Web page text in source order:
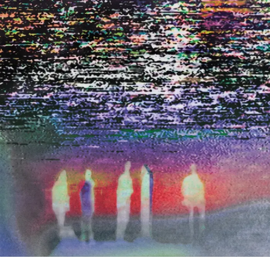
assume referências de Radiohead e Chico Buarque, mas
também mistura emanações de Arctic Monkeys e
guitarras em clima de blues pós-punk. A faixa tem
participação de Mariana Estol nos vocais, e uma letra que
mete o dedo na ferida das expectativas que, muitas
vezes, não representam nada (“nunca que você vai
encontrar dentro do armário / algo lendário, é tudo
vestuário / sabe aquela luz que a gente vê de madrugada
/ é quase nada, mas satisfaz a alma”).
Abrindo o disco,Casos de Colômbiaserve de balizador
para faixas poéticas como o soul psicodélico deNuvem
nua
, o easy listening esparso deDorme pra ver se me
esquece,o pop rock radicalmente brasileiro deQuem
nunca quis demaise Um tempo pra pensar– estas duas
lembrando um pouco o som praiano de Lulu Santos e
Charlie Brown Jr. Também cede espaço para a vibe
sixties deCe la viee para o clima alt-disco de Como te